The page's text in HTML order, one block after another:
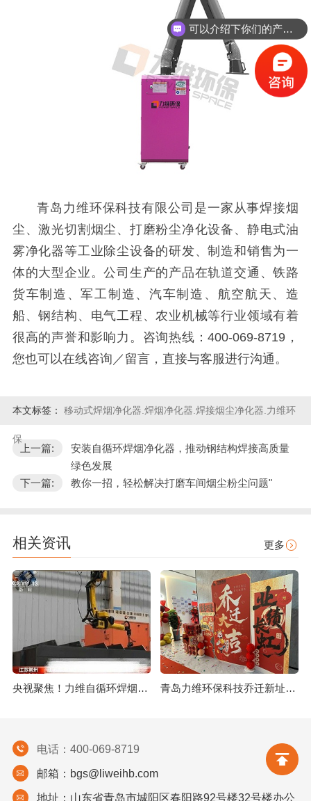
青岛力维环保科技有限公司是一家从事焊接烟
尘、激光切割烟尘、打磨粉尘净化设备、静电式油
雾净化器等工业除尘设备的研发、制造和销售为一
体的大型企业。公司生产的产品在轨道交通、铁路
货车制造、军工制造、汽车制造、航空航天、造
船、钢结构、电气工程、农业机械等行业领域有着
很高的声誉和影响力。咨询热线：400-069-8719，
您也可以在线咨询／留言，直接与客服进行沟通。
本文标签： 移动式焊烟净化器.焊烟净化器.焊接烟尘净化器.力维环
保
上一篇:
安装自循环焊烟净化器，推动钢结构焊接高质量
绿色发展
下一篇:
教你一招，轻松解决打磨车间烟尘粉尘问题"
相关资讯 更多
央视聚焦！力维自循环焊烟净化器助力变压器巨头打造绿色智造新标杆 青岛力维环保科技乔迁新址：启航绿色发展新征程
电话：400-069-8719
邮箱：bgs@liweihb.com
地址：山东省青岛市城阳区春阳路92号楼32号楼办公
可以介绍下你们的产品么？